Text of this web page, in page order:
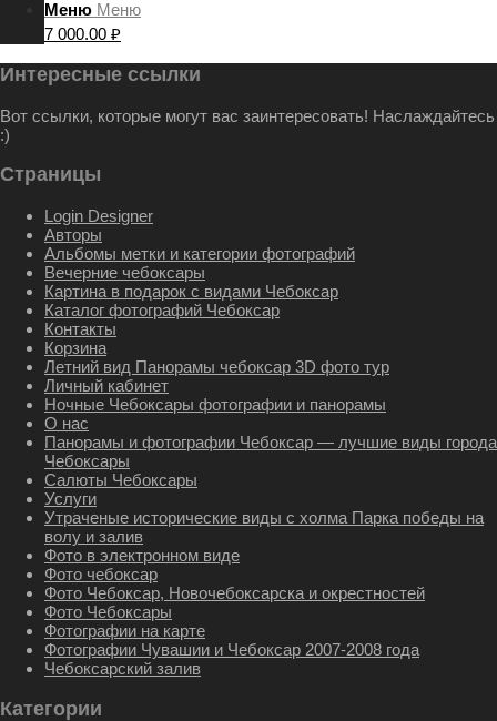
Меню Меню
7 000.00 ₽
Интересные ссылки
Вот ссылки, которые могут вас заинтересовать! Наслаждайтесь
:)
Страницы
Login Designer
Авторы
Альбомы метки и категории фотографий
Вечерние чебоксары
Картина в подарок с видами Чебоксар
Каталог фотографий Чебоксар
Контакты
Корзина
Летний вид Панорамы чебоксар 3D фото тур
Личный кабинет
Ночные Чебоксары фотографии и панорамы
О нас
Панорамы и фотографии Чебоксар — лучшие виды города
Чебоксары
Салюты Чебоксары
Услуги
Утраченые исторические виды с холма Парка победы на
волу и залив
Фото в электронном виде
Фото чебоксар
Фото Чебоксар, Новочебоксарска и окрестностей
Фото Чебоксары
Фотографии на карте
Фотографии Чувашии и Чебоксар 2007-2008 года
Чебоксарский залив
Категории